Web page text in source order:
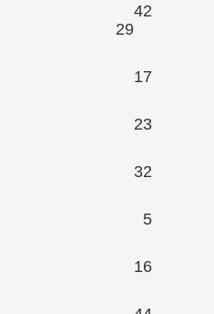
42
29
17
23
32
5
16